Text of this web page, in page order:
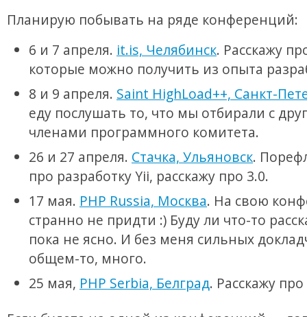
Планирую побывать на ряде конференций:
6 и 7 апреля. it.is, Челябинск. Расскажу
которые можно получить из опыта
8 и 9 апреля. Saint HighLoad++, Санкт-
еду послушать то, что мы отбирали с
членами программного комитета.
26 и 27 апреля. Стачка, Ульяновск.
про разработку Yii, расскажу про 3.0.
17 мая. PHP Russia, Москва. На свою
странно не придти :) Буду ли что-то
пока не ясно. И без меня сильных
общем-то, много.
25 мая, PHP Serbia, Белград. Расскажу про